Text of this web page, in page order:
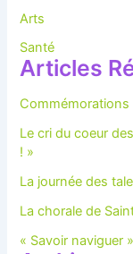
Arts
Santé
Articles
Commémorations
Le cri du coeur
! »
La journée des
La chorale de
« Savoir naviguer